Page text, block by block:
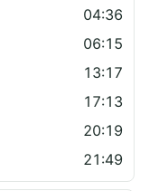
04:36
06:15
13:17
17:13
20:19
21:49